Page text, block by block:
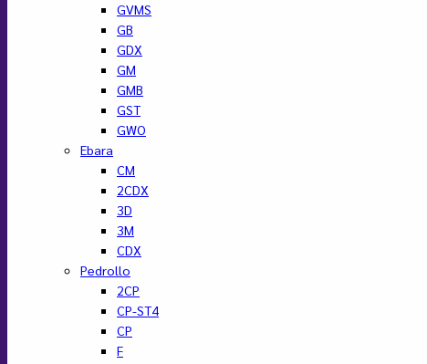
GVMS
GB
GDX
GM
GMB
GST
GWO
Ebara
CM
2CDX
3D
3M
CDX
Pedrollo
2CP
CP-ST4
CP
F